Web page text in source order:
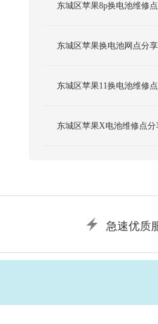
东城区苹果8p换电池维修
东城区苹果换电池网点分
东城区苹果11换电池维修
东城区苹果X电池维修点
急速优质